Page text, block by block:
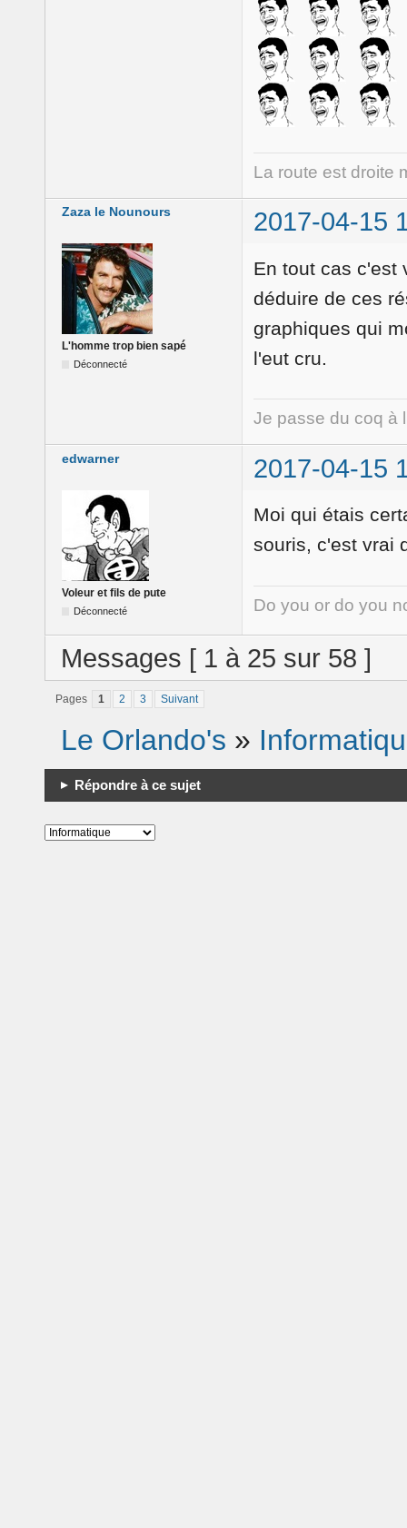
La route est droite
Zaza le Nounours 2017-04-15
L'homme trop bien sapé
Déconnecté
En tout cas c'est
déduire de ces
graphiques qui
l'eut cru.
Je passe du coq à
edwarner 2017-04-15
Voleur et fils de pute
Déconnecté
Moi qui étais
souris, c'est vrai
Do you or do you
Messages [ 1 à 25 sur 58 ]
Pages 1 2 3 Suivant
Le Orlando's »
Répondre à ce sujet